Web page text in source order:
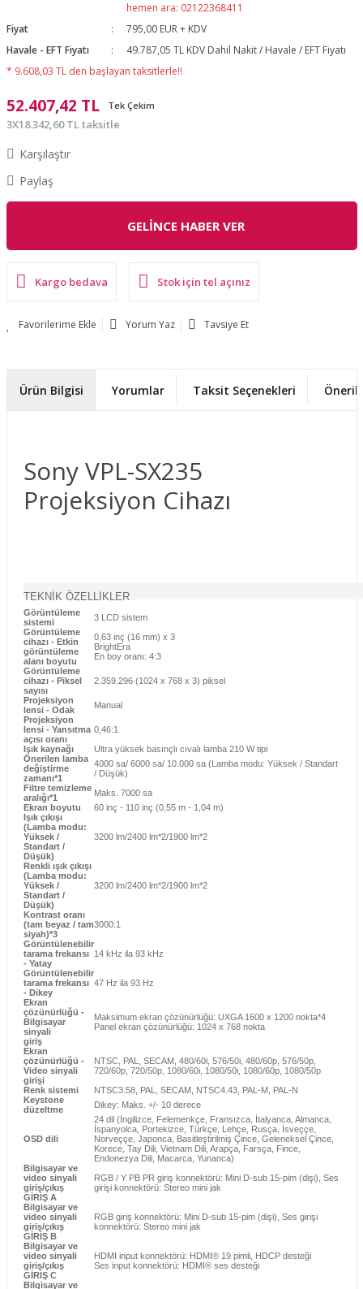
hemen ara: 02122368411
Fiyat
795,00 EUR + KDV
Havale - EFT Fiyatı
49.787,05 TL KDV Dahil Nakit / Havale / EFT Fiyatı
* 9.608,03 TL den başlayan taksitlerle!!
52.407,42 TL Tek Çekim
3X18.342,60 TL taksitle
Karşılaştır
Paylaş
GELİNCE HABER VER
Kargo bedava Stok için tel açınız
Yorum Yaz Tavsiye Et
Ürün Bilgisi Yorumlar Taksit Seçenekleri
Sony VPL-SX235
Projeksiyon Cihazı
TEKNİK ÖZELLİKLER
Görüntüleme
sistemi
3 LCD sistem
Görüntüleme
cihazı - Etkin
görüntüleme
alanı boyutu
0,63 inç (16 mm) x 3
BrightEra
En boy oranı: 4:3
Görüntüleme
cihazı - Piksel
sayısı
2.359.296 (1024 x 768 x 3) piksel
Projeksiyon
lensi - Odak
Manual
Projeksiyon
lensi - Yansıtma
açısı oranı
0,46:1
Işık kaynağı
Ultra yüksek basınçlı cıvalı lamba 210 W tipi
Önerilen lamba
değiştirme
zamanı*1
4000 sa/ 6000 sa/ 10.000 sa (Lamba modu: Yüksek / Standart
/ Düşük)
Filtre temizleme
aralığı*1
Maks. 7000 sa
Ekran boyutu
60 inç - 110 inç (0,55 m - 1,04 m)
Işık çıkışı
(Lamba modu:
Yüksek /
Standart /
Düşük)
3200 lm/2400 lm*2/1900 lm*2
Renkli ışık çıkışı
(Lamba modu:
Yüksek /
Standart /
Düşük)
3200 lm/2400 lm*2/1900 lm*2
Kontrast oranı
(tam beyaz / tam
siyah)*3
3000:1
Görüntülenebilir
tarama frekansı
- Yatay
14 kHz ila 93 kHz
Görüntülenebilir
tarama frekansı
- Dikey
47 Hz ila 93 Hz
Ekran
çözünürlüğü -
Bilgisayar
sinyali
giriş
Maksimum ekran çözünürlüğü: UXGA 1600 x 1200 nokta*4
Panel ekran çözünürlüğü: 1024 x 768 nokta
Ekran
çözünürlüğü -
Video sinyali
girişi
NTSC, PAL, SECAM, 480/60i, 576/50i, 480/60p, 576/50p,
720/60p, 720/50p, 1080/60i, 1080/50i, 1080/60p, 1080/50p
Renk sistemi
NTSC3.58, PAL, SECAM, NTSC4.43, PAL-M, PAL-N
Keystone
düzeltme
Dikey: Maks. +/- 10 derece
OSD dili
24 dil (İngilizce, Felemenkçe, Fransızca, İtalyanca, Almanca,
İspanyolca, Portekizce, Türkçe, Lehçe, Rusça, İsveççe,
Norveççe, Japonca, Basitleştirilmiş Çince, Geleneksel Çince,
Korece, Tay Dili, Vietnam Dili, Arapça, Farsça, Fince,
Endonezya Dili, Macarca, Yunanca)
Bilgisayar ve
video sinyali
giriş/çıkış
GİRİŞ A
RGB / Y PB PR giriş konnektörü: Mini D-sub 15-pim (dişi), Ses
girişi konnektörü: Stereo mini jak
Bilgisayar ve
video sinyali
giriş/çıkış
GİRİŞ B
RGB giriş konnektörü: Mini D-sub 15-pim (dişi), Ses girişi
konnektörü: Stereo mini jak
Bilgisayar ve
video sinyali
giriş/çıkış
GİRİŞ C
HDMI input konnektörü: HDMI® 19 pimli, HDCP desteği
Ses input konnektörü: HDMI® ses desteği
Bilgisayar ve